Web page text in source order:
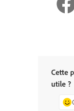
Cette
utile ?